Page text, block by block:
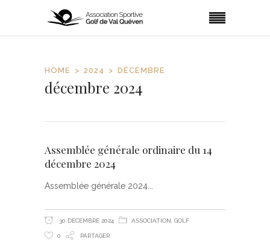
HOME 2024 DÉCEMBRE
décembre 2024
Assemblée générale ordinaire du 14
décembre 2024
Assemblée générale 2024
30 DÉCEMBRE 2024 ASSOCIATION GOLF
0 PARTAGER